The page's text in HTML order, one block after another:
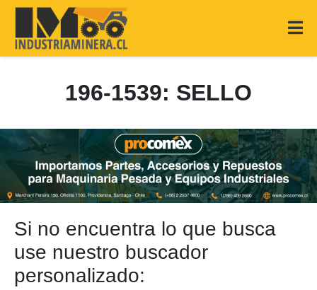
196-1539: SELLO
Si no encuentra lo que busca
use nuestro buscador
personalizado: